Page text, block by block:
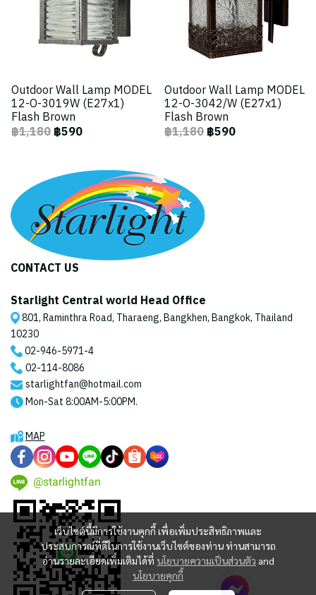
Outdoor Wall Lamp MODEL
12-O-3019W (E27x1)
Flash Brown
฿1,180฿590
Outdoor Wall Lamp MODEL
12-O-3042/W (E27x1)
Flash Brown
฿1,180฿590
เว็บไซต์นี้มีการใช้งานคุกกี้ เพื่อเพิ่มประสิทธิภาพและ
ประสบการณ์ที่ดีในการใช้งานเว็บไซต์ของท่าน ท่านสามารถ
อ่านรายละเอียดเพิ่มเติมได้ที่ นโยบายความเป็นส่วนตัว and
นโยบายคุกกี้
CONTACT US
Starlight Central world Head Office
801, Raminthra Road, Tharaeng, Bangkhen, Bangkok, Thailand
10230
02-946-5971-4
02-114-8086
starlightfan@hotmail.com
Mon-Sat 8:00AM-5:00PM.
MAP
@starlightfan